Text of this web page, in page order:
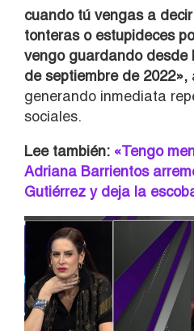
cuando tú vengas a
tonteras o estupideces
vengo guardando desde
de septiembre de 2022»,
generando inmediata
sociales.
Lee también:«Tengo
Adriana Barrientos
Gutiérrez y deja la